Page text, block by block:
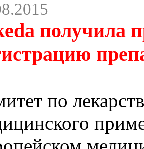
получила
по